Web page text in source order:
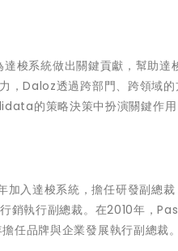
梭系統做出關鍵貢獻，幫助達
，Daloz透過跨部門、跨領域的
的策略決策中扮演關鍵作
入達梭系統，擔任研發副總裁
銷執行副總裁。在2010年，
任品牌與企業發展執行副總裁